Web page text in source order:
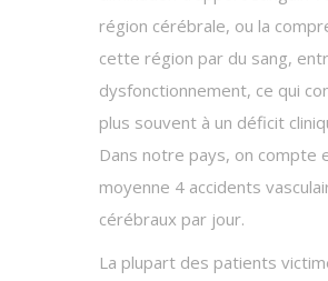
région cérébrale, ou la
cette région par du sang,
dysfonctionnement, ce qui
plus souvent à un déficit
Dans notre pays, on compte
moyenne 4 accidents
cérébraux par jour.
La plupart des patients